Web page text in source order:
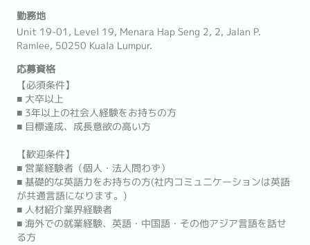
勤務地
Unit 19-01, Level 19, Menara Hap Seng 2, 2, Jalan P.
Ramlee, 50250 Kuala Lumpur.
応募資格
【必須条件】
■ 大卒以上
■ 3年以上の社会人経験をお持ちの方
■ 目標達成、成長意欲の高い方
【歓迎条件】
■ 営業経験者（個人・法人問わず）
■ 基礎的な英語力をお持ちの方(社内コミュニケーションは英語
が共通言語になります。)
■ 人材紹介業界経験者
■ 海外での就業経験、英語・中国語・その他アジア言語を話せ
る方